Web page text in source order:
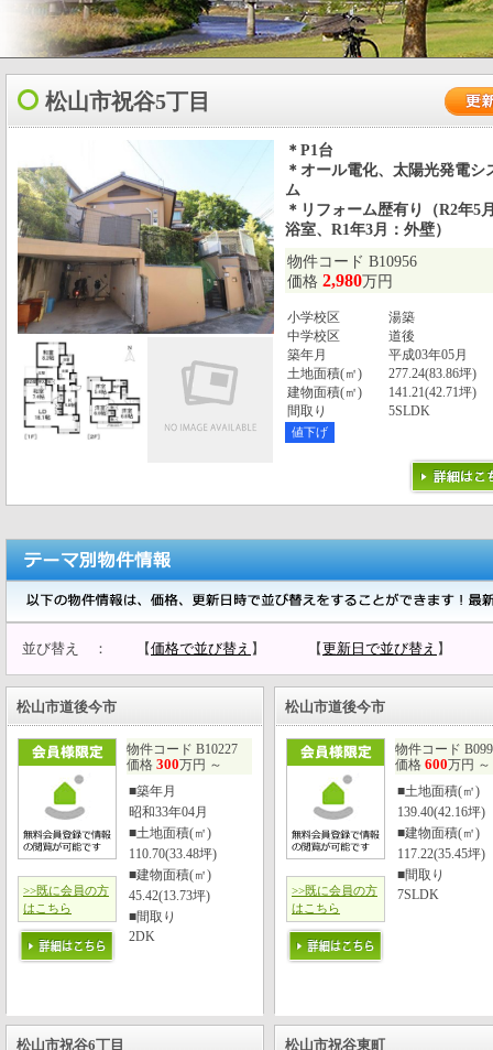
松山市祝谷5丁目
＊P1台
＊オール電化、太陽光発電シ
ム
＊リフォーム歴有り（R2年5
浴室、R1年3月：外壁）
物件コード B10956
価格 2,980万円
小学校区
湯築
中学校区
道後
築年月
平成03年05月
土地面積(㎡)
277.24(83.86坪)
建物面積(㎡)
141.21(42.71坪)
間取り
5SLDK
値下げ